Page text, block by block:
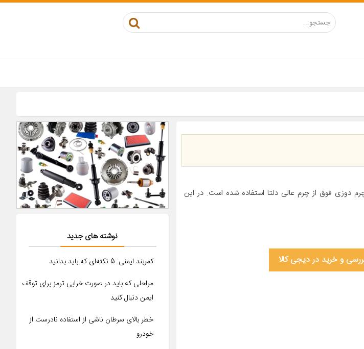
دوزی فوق از چرم عالی دلتا استفاده شده است. در این
و خرید در دیجی کالا
نوشته های جدید
کمربند ایمنی: 5 نکته‌ای که باید بدانید
مراحلی که باید در صورت خرابی ترمز برای توقف
ایمن دنبال کنید
خطر بالای سرطان ناشی از استفاده نادرست از
خودرو